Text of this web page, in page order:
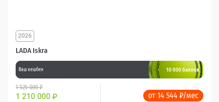
LADA Iskra
2026
Ваш кешбек 10 000 баллов
1 525 000 ₽
1 210 000 ₽ от 14 544 ₽/мес